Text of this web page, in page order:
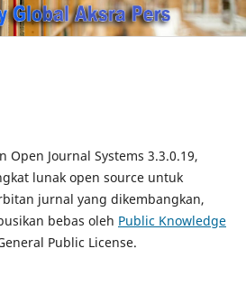
Open Journal Systems 3.3.0.19,
lunak open source untuk
jurnal yang dikembangkan,
bebas oleh Public Knowledge
Public License.